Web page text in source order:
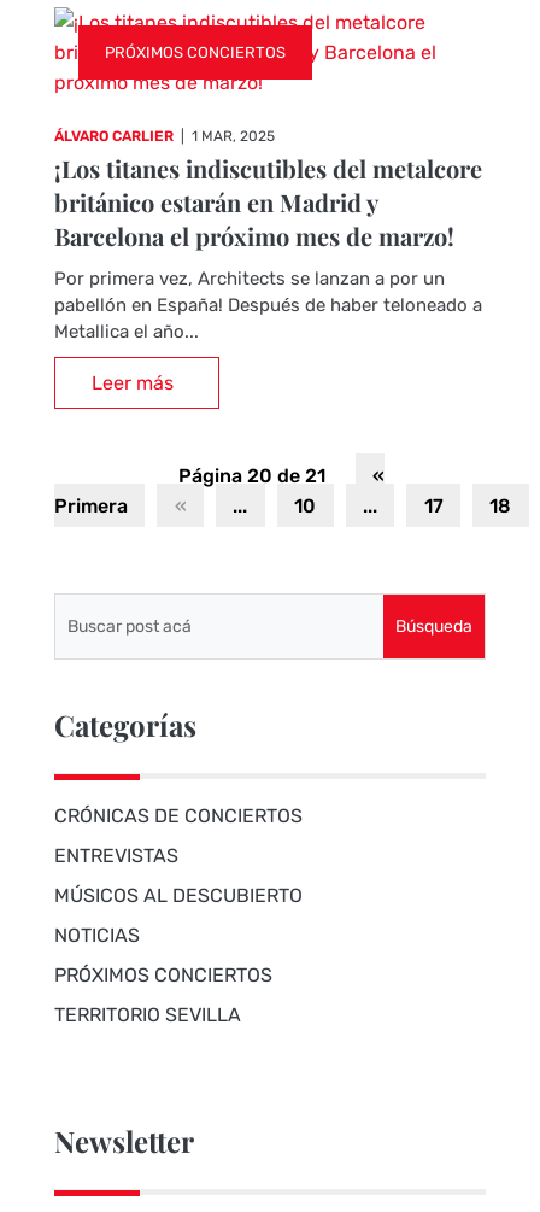
PRÓXIMOS CONCIERTOS
ÁLVARO CARLIER 1 MAR, 2025
¡Los titanes indiscutibles del metalcore
británico estarán en Madrid y
Barcelona el próximo mes de marzo!
Por primera vez, Architects se lanzan a por un
pabellón en España! Después de haber teloneado a
Metallica el año...
Leer más
Página 20 de 21
«
Primera
« ... 10 ... 17 18
Categorías
CRÓNICAS DE CONCIERTOS
ENTREVISTAS
MÚSICOS AL DESCUBIERTO
NOTICIAS
PRÓXIMOS CONCIERTOS
TERRITORIO SEVILLA
Newsletter